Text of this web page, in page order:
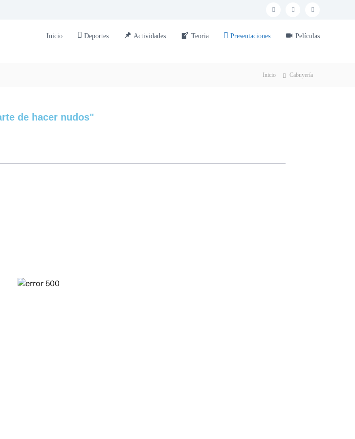
Inicio Deportes Actividades Teoria Presentaciones Películas
Inicio Cabuyería
de hacer nudos"